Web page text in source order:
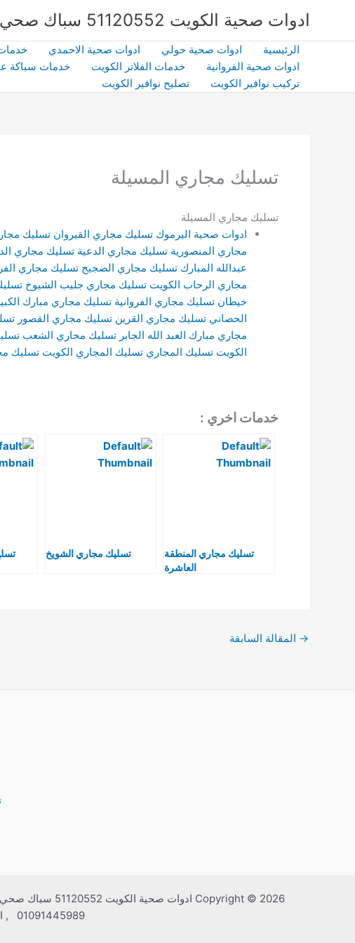
المحتوى
ادوات صحية الكويت 51120552 سباك صحي بالكويت | شركة الشهداء | كفاءة وخبرة
الرئيسية ادوات صحية حولي ادوات صحية الاحمدي
ادوات صحية الفروانية
خدمات الفلاتر الكويت خدمات سباكة
تركيب نوافير الكويت
تصليح نوافير الكويت
تسليك مجاري المسيلة
تسليك مجاري المسيلة
ادوات صحية اليرموك تسليك مجاري القيروان تسليك
مجاري المنصورية تسليك مجاري الدعية تسليك مجاري
عبدالله المبارك تسليك مجاري الضجيج تسليك مجاري
مجاري الرحاب الكويت تسليك مجاري جليب الشيوخ
خيطان تسليك مجاري الفروانية تسليك مجاري مبارك
الحصاني تسليك مجاري القرين تسليك مجاري القصور
مجاري مبارك العبد الله الجابر تسليك مجاري الشعب
الكويت تسليك المجاري تسليك المجاري الكويت تسليك
خدمات اخري :
تسليك مجاري المنطقة
العاشرة
تسليك مجاري الشويخ
→ المقالة السابقة
01091445989 , ارشفة مواقع , اعلانات جوجل , انستجرام , فيسبوك , كل ما يخص التسويق ]